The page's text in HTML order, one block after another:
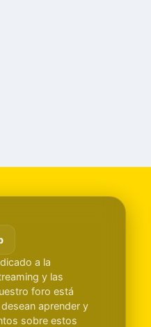
a la
y las
foro está
aprender y
sobre estos